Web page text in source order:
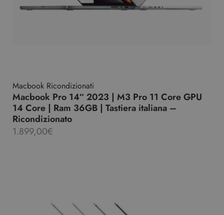
Macbook Ricondizionati
Macbook Pro 14″ 2023 | M3 Pro 11 Core GPU
14 Core | Ram 36GB | Tastiera italiana –
Ricondizionato
1.899,00€